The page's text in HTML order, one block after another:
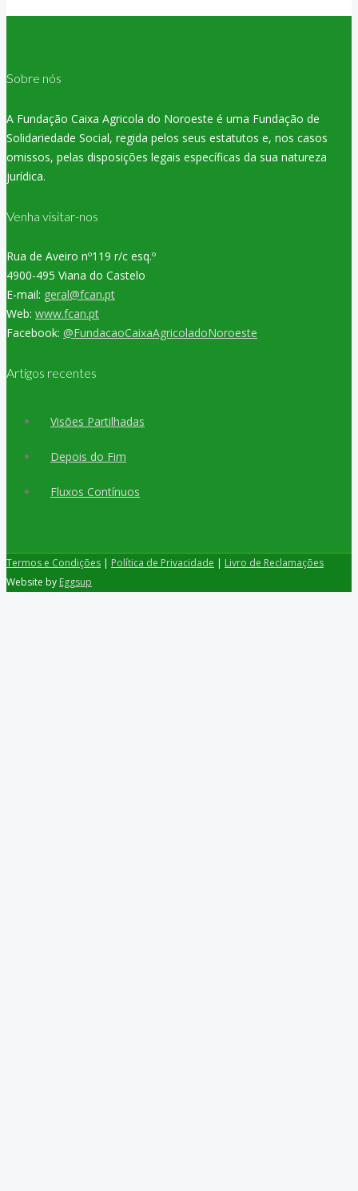
Sobre nós
A Fundação Caixa Agricola do Noroeste é uma Fundação de
Solidariedade Social, regida pelos seus estatutos e, nos casos
omissos, pelas disposições legais específicas da sua natureza
jurídica.
Venha visitar-nos
Rua de Aveiro nº119 r/c esq.º
4900-495 Viana do Castelo
E-mail: geral@fcan.pt
Web: www.fcan.pt
Facebook: @FundacaoCaixaAgricoladoNoroeste
Artigos recentes
Visões Partilhadas
Depois do Fim
Fluxos Contínuos
Termos e Condições | Política de Privacidade | Livro de Reclamações
Website by Eggsup